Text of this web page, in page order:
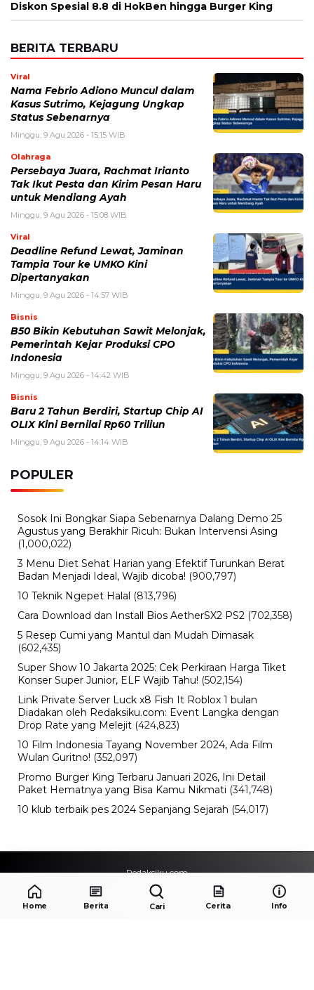
Diskon Spesial 8.8 di HokBen hingga Burger King ‎
BERITA TERBARU
Viral
Nama Febrio Adiono Muncul dalam
Kasus Sutrimo, Kejagung Ungkap
Status Sebenarnya
Minggu, 9 Agu 2026 - 15:15 WIB
Olahraga
Persebaya Juara, Rachmat Irianto
Tak Ikut Pesta dan Kirim Pesan Haru
untuk Mendiang Ayah
Minggu, 9 Agu 2026 - 15:08 WIB
Viral
Deadline Refund Lewat, Jaminan
Tampia Tour ke UMKO Kini
Dipertanyakan
Minggu, 9 Agu 2026 - 14:57 WIB
Bisnis
B50 Bikin Kebutuhan Sawit Melonjak,
Pemerintah Kejar Produksi CPO
Indonesia
Minggu, 9 Agu 2026 - 14:42 WIB
Bisnis
Baru 2 Tahun Berdiri, Startup Chip AI
OLIX Kini Bernilai Rp60 Triliun
Minggu, 9 Agu 2026 - 14:14 WIB
POPULER
Sosok Ini Bongkar Siapa Sebenarnya Dalang Demo 25
Agustus yang Berakhir Ricuh: Bukan Intervensi Asing
(1,000,022)
3 Menu Diet Sehat Harian yang Efektif Turunkan Berat
Badan Menjadi Ideal, Wajib dicoba! (900,797)
10 Teknik Ngepet Halal (813,796)
Cara Download dan Install Bios AetherSX2 PS2 (702,358)
5 Resep Cumi yang Mantul dan Mudah Dimasak
(602,435)
Super Show 10 Jakarta 2025: Cek Perkiraan Harga Tiket
Konser Super Junior, ELF Wajib Tahu! (502,154)
Link Private Server Luck x8 Fish It Roblox 1 bulan
Diadakan oleh Redaksiku.com: Event Langka dengan
Drop Rate yang Melejit (424,823)
10 Film Indonesia Tayang November 2024, Ada Film
Wulan Guritno! (352,097)
Promo Burger King Terbaru Januari 2026, Ini Detail
Paket Hematnya yang Bisa Kamu Nikmati (341,748)
10 klub terbaik pes 2024 Sepanjang Sejarah (54,017)
Redaksiku.com
Alamat : STC SENAYAN LT.4 ROOM 31-34 Jl. Asia
Afrika , Pintu IX Senayan, RT.1/RW.3, Gelora,
Kecamatan Tanah Abang, Daerah Khusus Ibukota
Home Berita Cari Cerita Info